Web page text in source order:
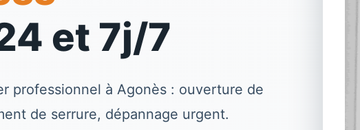
et 7j/7
professionnel à Agonès : ouverture de
de serrure, dépannage urgent.